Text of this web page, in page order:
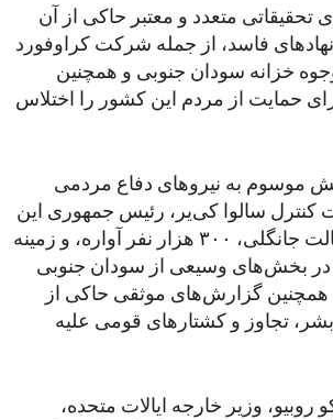
تحقیقاتی متعدد و معتبر حاکی از آن
فاسد، از جمله شرکت کراوفورد
خزانه سودان جنوبی و همچنین
حمایت از مردم این کشور را اختلاس
موسوم به نیروهای دفاع مردمی
کنترل سالوا کی‌یر، رئیس جمهوری این
کشور، در شمال ایالت جانگلی، ۳۰۰ هزار نفر آواره، و زمینه
بخش‌های وسیعی از سودان جنوبی
گزارش‌های موثقی حاکی از
تجاوز و کشتارهای قومی علیه
روبیو، وزیر خارجه ایالات متحده،